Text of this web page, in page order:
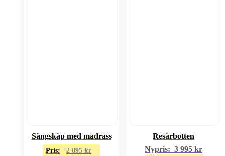
Sängskåp med madrass
Pris: 2 895kr
Resårbotten
Nypris: 3 995 kr